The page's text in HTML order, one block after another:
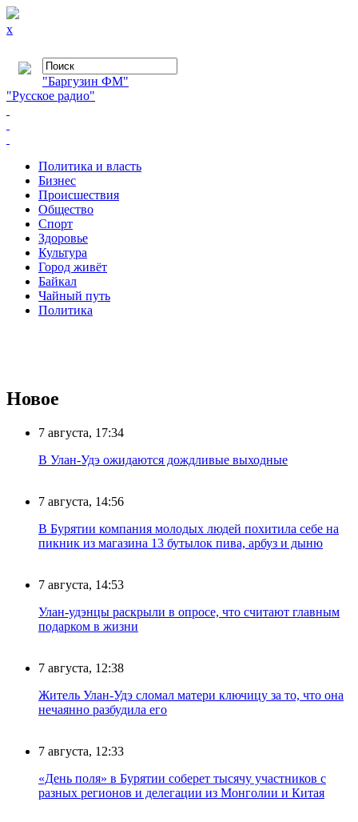
x
"Баргузин ФМ"
"Русское радио"
Политика и власть
Бизнес
Происшествия
Общество
Cпорт
Здоровье
Культура
Город живёт
Байкал
Чайный путь
Политика
Новое
7 августа, 17:34
В Улан-Удэ ожидаются дождливые выходные
7 августа, 14:56
В Бурятии компания молодых людей похитила себе на
пикник из магазина 13 бутылок пива, арбуз и дыню
7 августа, 14:53
Улан-удэнцы раскрыли в опросе, что считают главным
подарком в жизни
7 августа, 12:38
Житель Улан-Удэ сломал матери ключицу за то, что она
нечаянно разбудила его
7 августа, 12:33
«День поля» в Бурятии соберет тысячу участников с
разных регионов и делегации из Монголии и Китая